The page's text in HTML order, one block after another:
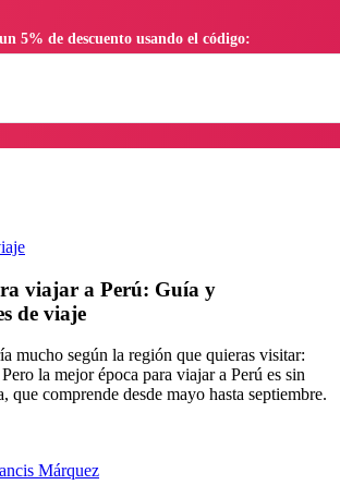
viajar a Perú: Guía y
de viaje
mucho según la región que quieras visitar:
la mejor época para viajar a Perú es sin
que comprende desde mayo hasta septiembre.
Márquez